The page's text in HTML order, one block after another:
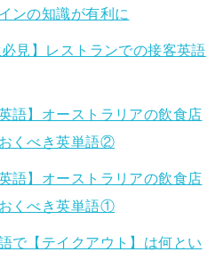
ンの知識が有利に
必見】レストランでの接客英語
語】オーストラリアの飲食店
くべき英単語②
語】オーストラリアの飲食店
くべき英単語①
で【テイクアウト】は何とい